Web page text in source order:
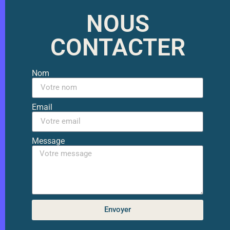
NOUS
CONTACTER
Nom
Email
Message
Envoyer